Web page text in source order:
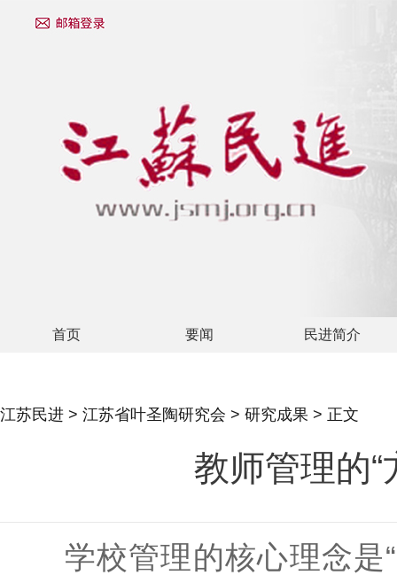
首页 要闻 民进简介
江苏民进 > 江苏省叶圣陶研究会 > 研究成果 > 正文
教师管理的“
学校管理的核心理念是“